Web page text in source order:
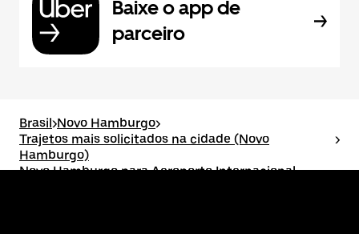
Baixe o app de
parceiro
Brasil>Novo Hamburgo>
Trajetos mais solicitados na cidade (Novo
Hamburgo)
>
Novo Hamburgo para Aeroporto Internacional